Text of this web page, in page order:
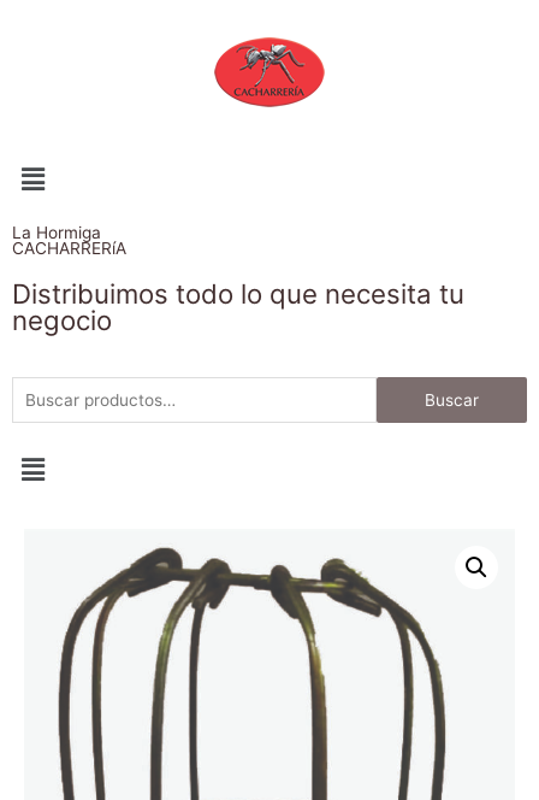
La Hormiga
CACHARRERíA
Distribuimos todo lo que necesita tu
negocio
Buscar